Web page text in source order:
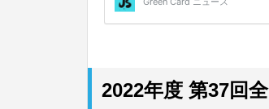
2022年度 第37回